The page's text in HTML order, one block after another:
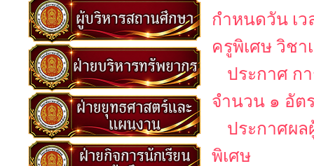
กำหนดวัน เ
ครูพิเศษ วิชา
ประกาศ ก
จำนวน ๑ อัต
ประกาศผ
พิเศษ